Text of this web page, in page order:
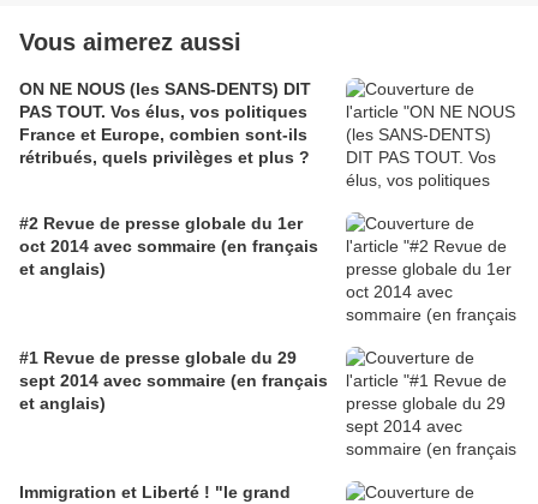
Vous aimerez aussi
ON NE NOUS (les SANS-DENTS) DIT
PAS TOUT. Vos élus, vos politiques
France et Europe, combien sont-ils
rétribués, quels privilèges et plus ?
#2 Revue de presse globale du 1er
oct 2014 avec sommaire (en français
et anglais)
#1 Revue de presse globale du 29
sept 2014 avec sommaire (en français
et anglais)
Immigration et Liberté ! "le grand